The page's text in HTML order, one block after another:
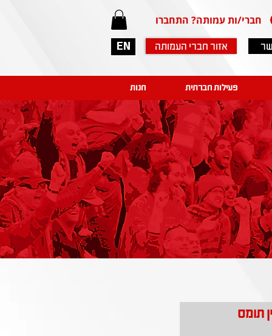
EN
חברי/ות עמותה? התחברו
אזור חברי העמותה
פעילות חברתית חנות
תומס